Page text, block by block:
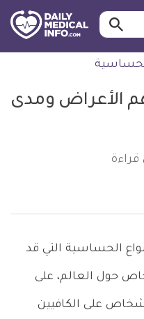
ابحث…
الأعراض ومدى
قراءة
الحساسية التي قد
حول العالم، على
على الكافيين